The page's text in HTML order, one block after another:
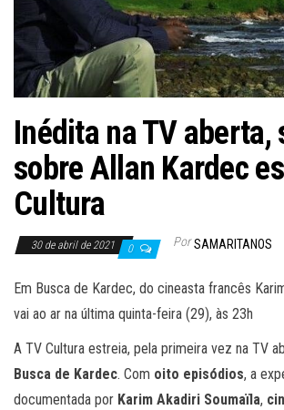
Inédita na TV aberta,
sobre Allan Kardec
Cultura
30 de abril de 2021 0 Por SAMARITANOS
Em Busca de Kardec, do cineasta francês
vai ao ar na última quinta-feira (29), às 23h
A TV Cultura estreia, pela primeira vez na TV
Busca de Kardec. Com oito episódios, a
documentada por Karim Akadiri Soumaïla,